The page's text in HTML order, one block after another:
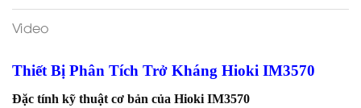
Video
Thiết Bị Phân Tích Trở Kháng Hioki IM3570
Đặc tính kỹ thuật cơ bản của Hioki IM3570